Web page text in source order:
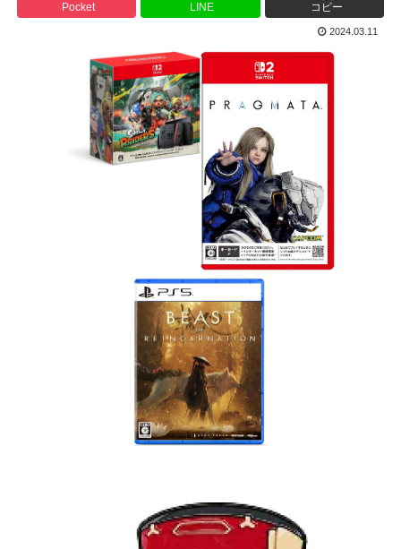
Pocket LINE コピー
2024.03.11